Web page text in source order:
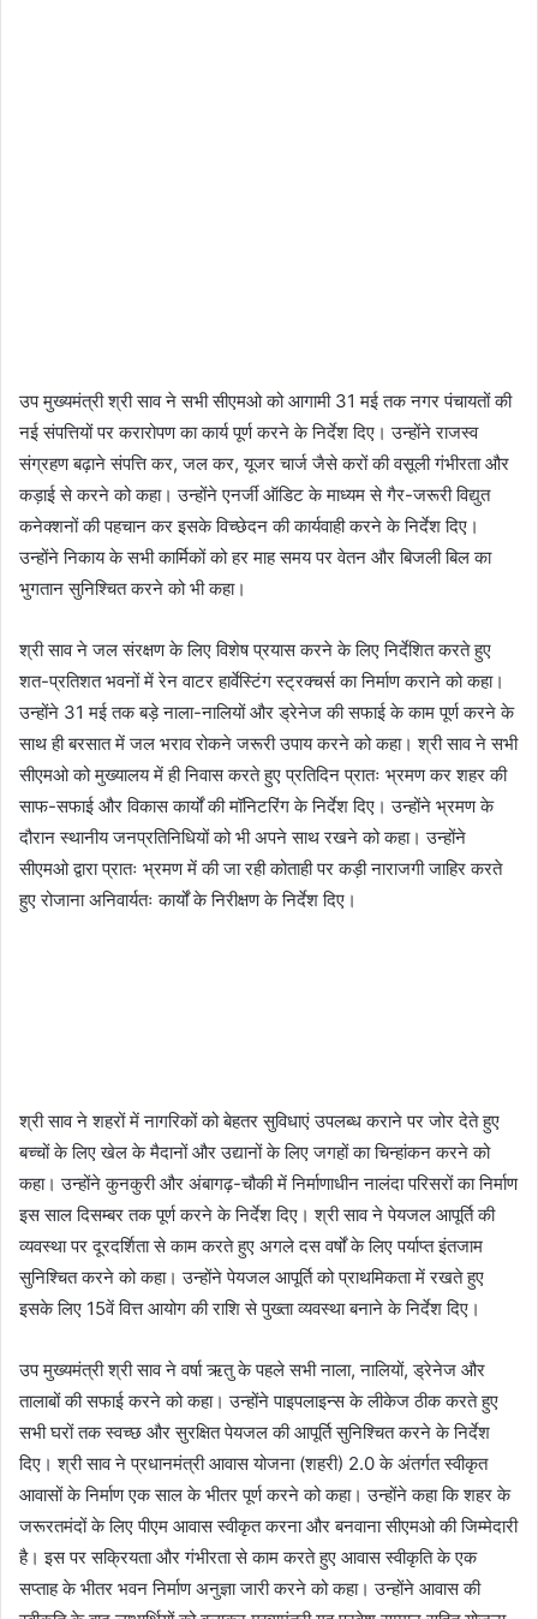
उप मुख्यमंत्री श्री साव ने सभी सीएमओ को आगामी 31 मई तक नगर पंचायतों की
नई संपत्तियों पर करारोपण का कार्य पूर्ण करने के निर्देश दिए। उन्होंने राजस्व
संग्रहण बढ़ाने संपत्ति कर, जल कर, यूजर चार्ज जैसे करों की वसूली गंभीरता और
कड़ाई से करने को कहा। उन्होंने एनर्जी ऑडिट के माध्यम से गैर-जरूरी विद्युत
कनेक्शनों की पहचान कर इसके विच्छेदन की कार्यवाही करने के निर्देश दिए।
उन्होंने निकाय के सभी कार्मिकों को हर माह समय पर वेतन और बिजली बिल का
भुगतान सुनिश्चित करने को भी कहा।
श्री साव ने जल संरक्षण के लिए विशेष प्रयास करने के लिए निर्देशित करते हुए
शत-प्रतिशत भवनों में रेन वाटर हार्वेस्टिंग स्ट्रक्चर्स का निर्माण कराने को कहा।
उन्होंने 31 मई तक बड़े नाला-नालियों और ड्रेनेज की सफाई के काम पूर्ण करने के
साथ ही बरसात में जल भराव रोकने जरूरी उपाय करने को कहा। श्री साव ने सभी
सीएमओ को मुख्यालय में ही निवास करते हुए प्रतिदिन प्रातः भ्रमण कर शहर की
साफ-सफाई और विकास कार्यों की मॉनिटरिंग के निर्देश दिए। उन्होंने भ्रमण के
दौरान स्थानीय जनप्रतिनिधियों को भी अपने साथ रखने को कहा। उन्होंने
सीएमओ द्वारा प्रातः भ्रमण में की जा रही कोताही पर कड़ी नाराजगी जाहिर करते
हुए रोजाना अनिवार्यतः कार्यों के निरीक्षण के निर्देश दिए।
श्री साव ने शहरों में नागरिकों को बेहतर सुविधाएं उपलब्ध कराने पर जोर देते हुए
बच्चों के लिए खेल के मैदानों और उद्यानों के लिए जगहों का चिन्हांकन करने को
कहा। उन्होंने कुनकुरी और अंबागढ़-चौकी में निर्माणाधीन नालंदा परिसरों का निर्माण
इस साल दिसम्बर तक पूर्ण करने के निर्देश दिए। श्री साव ने पेयजल आपूर्ति की
व्यवस्था पर दूरदर्शिता से काम करते हुए अगले दस वर्षों के लिए पर्याप्त इंतजाम
सुनिश्चित करने को कहा। उन्होंने पेयजल आपूर्ति को प्राथमिकता में रखते हुए
इसके लिए 15वें वित्त आयोग की राशि से पुख्ता व्यवस्था बनाने के निर्देश दिए।
उप मुख्यमंत्री श्री साव ने वर्षा ऋतु के पहले सभी नाला, नालियों, ड्रेनेज और
तालाबों की सफाई करने को कहा। उन्होंने पाइपलाइन्स के लीकेज ठीक करते हुए
सभी घरों तक स्वच्छ और सुरक्षित पेयजल की आपूर्ति सुनिश्चित करने के निर्देश
दिए। श्री साव ने प्रधानमंत्री आवास योजना (शहरी) 2.0 के अंतर्गत स्वीकृत
आवासों के निर्माण एक साल के भीतर पूर्ण करने को कहा। उन्होंने कहा कि शहर के
जरूरतमंदों के लिए पीएम आवास स्वीकृत करना और बनवाना सीएमओ की जिम्मेदारी
है। इस पर सक्रियता और गंभीरता से काम करते हुए आवास स्वीकृति के एक
सप्ताह के भीतर भवन निर्माण अनुज्ञा जारी करने को कहा। उन्होंने आवास की